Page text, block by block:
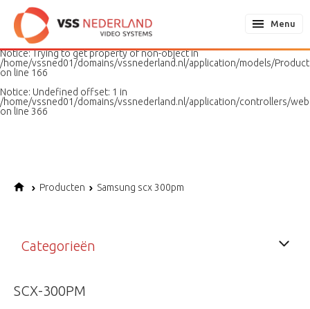
Notice: Undefined variable: page in
/home/vssned01/domains/vssnederland.nl/application/models/
on line
187
Notice: Trying to get property of non-object in
/home/vssned01/domains/vssnederland.nl/application/models/
on line 166
Notice: Undefined offset: 1 in
/home/vssned01/domains/vssnederland.nl/application/controllers/
on line 366
Menu
Producten Samsung scx 300pm
Categorieën
SCX-300PM